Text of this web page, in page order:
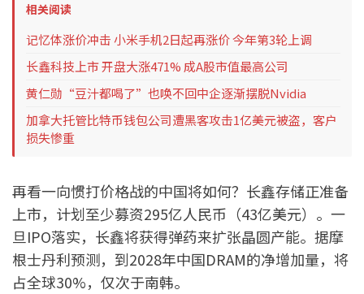
相关阅读
记忆体涨价冲击 小米手机2日起再涨价 今年第3轮上调
长鑫科技上市 开盘大涨471% 成A股市值最高公司
黄仁勋“豆汁都喝了”也唤不回中企逐渐摆脱Nvidia
加拿大托管比特币钱包公司遭黑客攻击1亿美元被盗，客户
损失惨重
再看一向惯打价格战的中国将如何？长鑫存储正准备
上市，计划至少募资295亿人民币（43亿美元）。一
旦IPO落实，长鑫将获得弹药来扩张晶圆产能。据摩
根士丹利预测，到2028年中国DRAM的净增加量，将
占全球30%，仅次于南韩。